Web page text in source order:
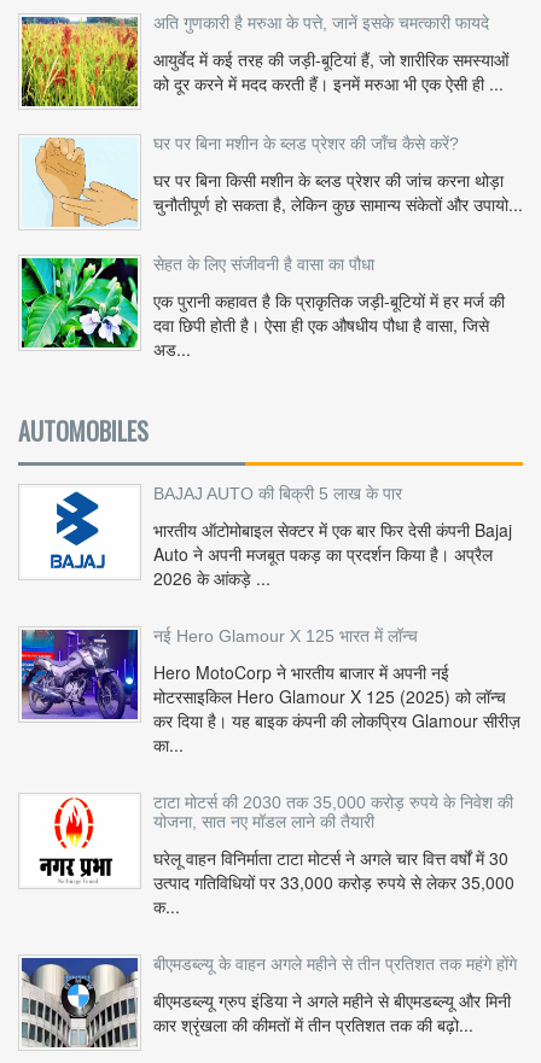
अति गुणकारी है मरुआ के पत्ते, जानें इसके चमत्कारी फायदे
आयुर्वेद में कई तरह की जड़ी-बूटियां हैं, जो शारीरिक समस्याओं
को दूर करने में मदद करती हैं। इनमें मरुआ भी एक ऐसी ही ...
घर पर बिना मशीन के ब्लड प्रेशर की जाँच कैसे करें?
घर पर बिना किसी मशीन के ब्लड प्रेशर की जांच करना थोड़ा
चुनौतीपूर्ण हो सकता है, लेकिन कुछ सामान्य संकेतों और उपायो...
सेहत के लिए संजीवनी है वासा का पौधा
एक पुरानी कहावत है कि प्राकृतिक जड़ी-बूटियों में हर मर्ज की
दवा छिपी होती है। ऐसा ही एक औषधीय पौधा है वासा, जिसे
अड...
AUTOMOBILES
BAJAJ AUTO की बिक्री 5 लाख के पार
भारतीय ऑटोमोबाइल सेक्टर में एक बार फिर देसी कंपनी Bajaj
Auto ने अपनी मजबूत पकड़ का प्रदर्शन किया है। अप्रैल
2026 के आंकड़े ...
नई Hero Glamour X 125 भारत में लॉन्च
Hero MotoCorp ने भारतीय बाजार में अपनी नई
मोटरसाइकिल Hero Glamour X 125 (2025) को लॉन्च
कर दिया है। यह बाइक कंपनी की लोकप्रिय Glamour सीरीज़
का...
टाटा मोटर्स की 2030 तक 35,000 करोड़ रुपये के निवेश की
योजना, सात नए मॉडल लाने की तैयारी
घरेलू वाहन विनिर्माता टाटा मोटर्स ने अगले चार वित्त वर्षों में 30
उत्पाद गतिविधियों पर 33,000 करोड़ रुपये से लेकर 35,000
क...
बीएमडब्ल्यू के वाहन अगले महीने से तीन प्रतिशत तक महंगे होंगे
बीएमडब्ल्यू ग्रुप इंडिया ने अगले महीने से बीएमडब्ल्यू और मिनी
कार श्रृंखला की कीमतों में तीन प्रतिशत तक की बढ़ो...